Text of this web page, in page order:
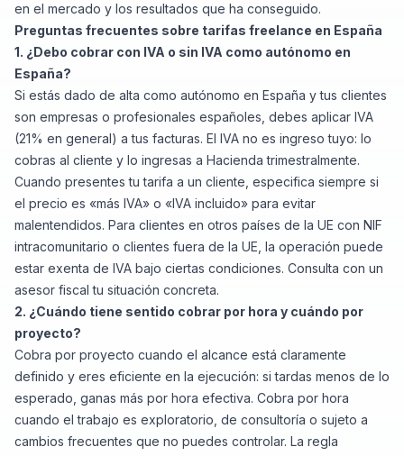
en el mercado y los resultados que ha conseguido.
Preguntas frecuentes sobre tarifas freelance en España
1. ¿Debo cobrar con IVA o sin IVA como autónomo en
España?
Si estás dado de alta como autónomo en España y tus clientes
son empresas o profesionales españoles, debes aplicar IVA
(21% en general) a tus facturas. El IVA no es ingreso tuyo: lo
cobras al cliente y lo ingresas a Hacienda trimestralmente.
Cuando presentes tu tarifa a un cliente, especifica siempre si
el precio es «más IVA» o «IVA incluido» para evitar
malentendidos. Para clientes en otros países de la UE con NIF
intracomunitario o clientes fuera de la UE, la operación puede
estar exenta de IVA bajo ciertas condiciones. Consulta con un
asesor fiscal tu situación concreta.
2. ¿Cuándo tiene sentido cobrar por hora y cuándo por
proyecto?
Cobra por proyecto cuando el alcance está claramente
definido y eres eficiente en la ejecución: si tardas menos de lo
esperado, ganas más por hora efectiva. Cobra por hora
cuando el trabajo es exploratorio, de consultoría o sujeto a
cambios frecuentes que no puedes controlar. La regla